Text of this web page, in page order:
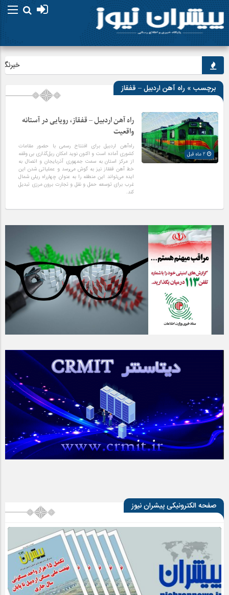
برچسب » راه آهن اردبیل – قفقاز
راه آهن اردبیل – قفقاز، رویایی در آستانه
واقعیت
راه‌آهن اردبیل برای افتتاح رسمی با حضور مقامات
کشوری آماده است و اکنون نوید امکان ریل‌گذاری بی وقفه
از مرکز استان به سمت جمهوری آذربایجان و اتصال به
خط آهن قفقاز نیز به گوش می‌رسد و عملیاتی شدن این
ایده می‌تواند این منطقه را به عنوان چهارراه ریلی شمال
غرب برای توسعه حمل و نقل و تجارت برون مرزی تبدیل
کند.
صفحه الکترونیکی پیشران نیوز